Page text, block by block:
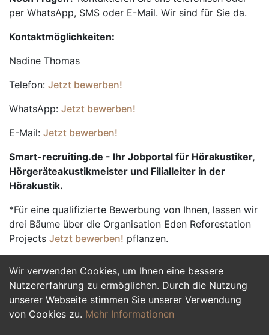
Wir verwenden Cookies, um Ihnen eine bessere
Nutzererfahrung zu ermöglichen. Durch die Nutzung
unserer Webseite stimmen Sie unserer Verwendung
von Cookies zu. Mehr Informationen
per WhatsApp, SMS oder E-Mail. Wir sind für Sie da.
Kontaktmöglichkeiten:
Nadine Thomas
Telefon: Jetzt bewerben!
WhatsApp: Jetzt bewerben!
E-Mail: Jetzt bewerben!
Smart-recruiting.de - Ihr Jobportal für Hörakustiker,
Hörgeräteakustikmeister und Filialleiter in der
Hörakustik.
*Für eine qualifizierte Bewerbung von Ihnen, lassen wir
drei Bäume über die Organisation Eden Reforestation
Projects Jetzt bewerben! pflanzen.
Jetzt Bewerben